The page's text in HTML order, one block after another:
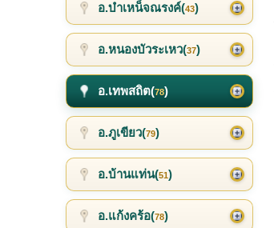
อ.บำเหน็จณรงค์(43)
อ.หนองบัวระเหว(37)
อ.เทพสถิต(78)
อ.ภูเขียว(79)
อ.บ้านแท่น(51)
อ.แก้งคร้อ(78)